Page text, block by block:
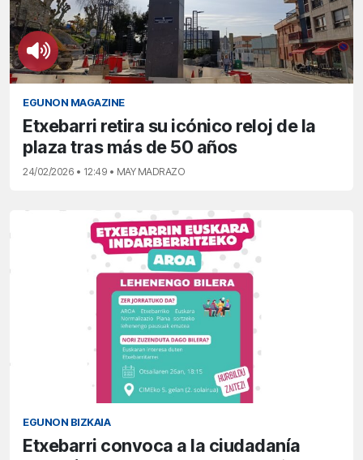
EGUNON MAGAZINE
Etxebarri retira su icónico reloj de la
plaza tras más de 50 años
24/02/2026 • 12:49 • MAY MADRAZO
EGUNON BIZKAIA
Etxebarri convoca a la ciudadanía